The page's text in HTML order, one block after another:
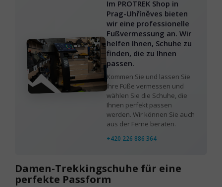
Im PROTREK Shop in
Prag-Uhříněves bieten
wir eine professionelle
Fußvermessung an. Wir
helfen Ihnen, Schuhe zu
finden, die zu Ihnen
passen.
Kommen Sie und lassen Sie
Ihre Füße vermessen und
wählen Sie die Schuhe, die
Ihnen perfekt passen
werden. Wir können Sie auch
aus der Ferne beraten.
+420 226 886 364
Damen-Trekkingschuhe für eine
perfekte Passform